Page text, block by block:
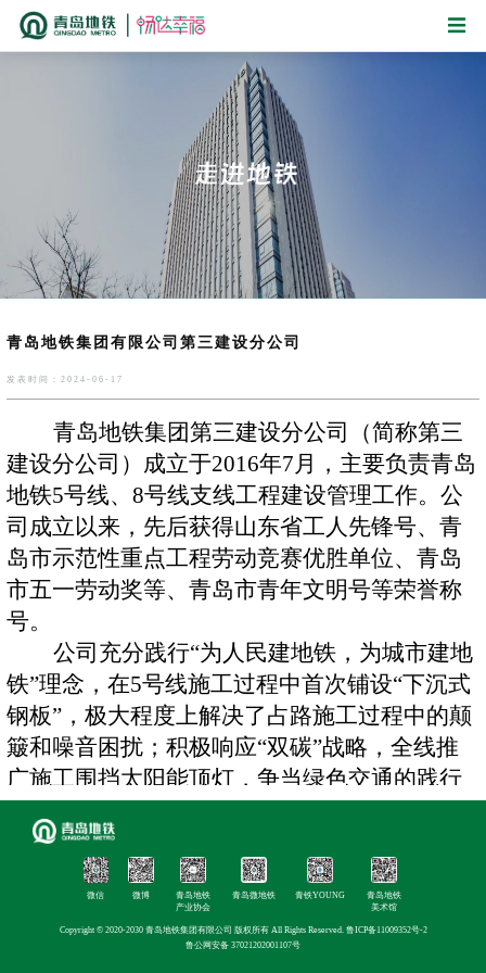
青岛地铁集团有限公司第三建设分公司
发表时间：2024-06-17
青岛地铁集团第三建设分公司（简称第三
建设分公司）成立于2016年7月，主要负责青岛
地铁5号线、8号线支线工程建设管理工作。公
司成立以来，先后获得山东省工人先锋号、青
岛市示范性重点工程劳动竞赛优胜单位、青岛
市五一劳动奖等、青岛市青年文明号等荣誉称
号。
公司充分践行“为人民建地铁，为城市建地
铁”理念，在5号线施工过程中首次铺设“下沉式
钢板”，极大程度上解决了占路施工过程中的颠
簸和噪音困扰；积极响应“双碳”战略，全线推
广施工围挡太阳能顶灯，争当绿色交通的践行
经营范围：
准的项目，经相关部门批准后方可开展经
营活动，具体经营项目以相关部门批准文
件或许可证件为准)一般项目:工程管理服
微信 微博
青岛地铁
产业协会
青岛微地铁 青铁YOUNG
青岛地铁
美术馆
Copyright © 2020-2030 青岛地铁集团有限公司 版权所有 All Rights Reserved. 鲁ICP备11009352号-2
鲁公网安备 37021202001107号